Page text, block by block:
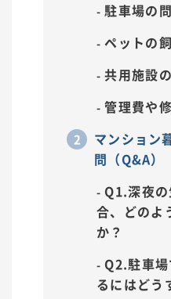
駐車場の
ペットの
共用施設
管理費や
マンション
問（Q&A）
Q1.深夜
合、どのよ
か？
Q2.駐車
るにはどう